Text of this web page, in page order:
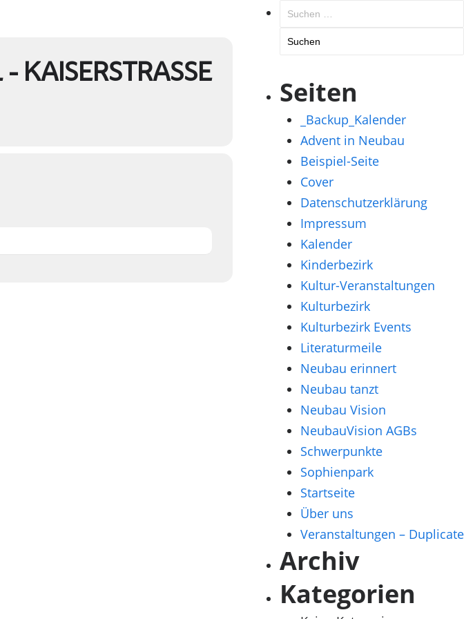
Suchen
Seiten
_Backup_Kalender
Advent in Neubau
Beispiel-Seite
Cover
Datenschutzerklärung
Impressum
Kalender
Kinderbezirk
Kultur-Veranstaltungen
Kulturbezirk
Kulturbezirk Events
Literaturmeile
Neubau erinnert
Neubau tanzt
Neubau Vision
NeubauVision AGBs
Schwerpunkte
Sophienpark
Startseite
Über uns
Veranstaltungen – Duplicate
Archiv
Kategorien